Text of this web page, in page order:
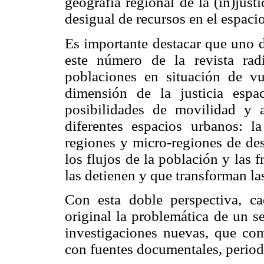
desigual de recursos en el
Es importante destacar que uno
este número de la revista
poblaciones en situación de
dimensión de la justicia
posibilidades de movilidad y
diferentes espacios urbanos:
regiones y micro-regiones de
los flujos de la población y las
las detienen y que transforman
Con esta doble perspectiva,
original la problemática de un
investigaciones nuevas, que
con fuentes documentales,